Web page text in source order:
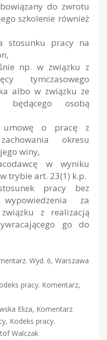
do zwrotu
szkolenie również
stosunku pracy na
np. w związku z
tymczasowego
albo w związku ze
będącego osobą
umowę o pracę z
okresu
winy,
w wyniku
trybie art. 23(1) k.p.
pracy bez
za
z realizacją
go do
Wyd. 6, Warszawa
pracy. Komentarz,
Eliza, Komentarz
Kodeks pracy.
Walczak